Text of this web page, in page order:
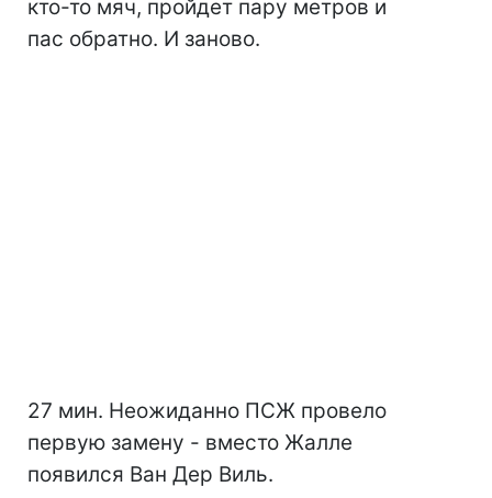
кто-то мяч, пройдет пару метров и
пас обратно. И заново.
27 мин. Неожиданно ПСЖ провело
первую замену - вместо Жалле
появился Ван Дер Виль.